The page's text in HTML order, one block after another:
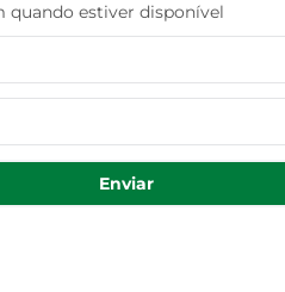
quando estiver disponível
Enviar